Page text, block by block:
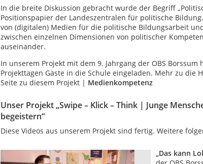
In die breite Diskussion gebracht wurde der Begriff
Positionspapier der Landeszentralen für politische
von (digitalen) Medien für die politische Bildungsarbeit
zwischen einzelnen Dimensionen von politischer
auseinander.
In unserem Projekt mit dem 9. Jahrgang der OBS
Projekttagen Gäste in die Schule eingeladen. Mehr zu die
Seite zu diesem Projekt | Medienkompetenz
Unser Projekt „Swipe – Klick – Think | Junge
begeistern“
Diese Videos aus unserem Projekt sind fertig. Weitere
„Das kann